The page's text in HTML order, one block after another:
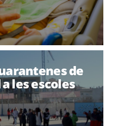
de
les escoles